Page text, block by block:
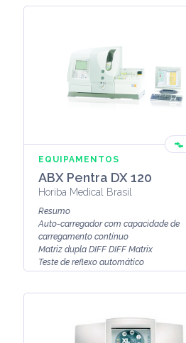
EQUIPAMENTOS
ABX Pentra DX 120
Horiba Medical Brasil
Resumo
Auto-carregador com capacidade de
carregamento contínuo
Matriz dupla DIFF DIFF Matrix
Teste de reflexo automático